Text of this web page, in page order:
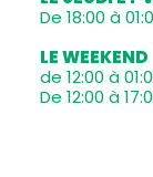
De 18:00 à
LE WEEKEND
de 12:00 à
De 12:00 à